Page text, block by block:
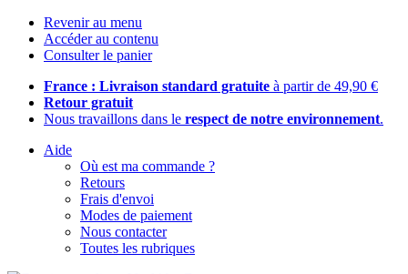
Revenir au menu
Accéder au contenu
Consulter le panier
France : Livraison standard gratuite à partir de 49,90 €
Retour gratuit
Nous travaillons dans le respect de notre environnement.
Aide
Où est ma commande ?
Retours
Frais d'envoi
Modes de paiement
Nous contacter
Toutes les rubriques